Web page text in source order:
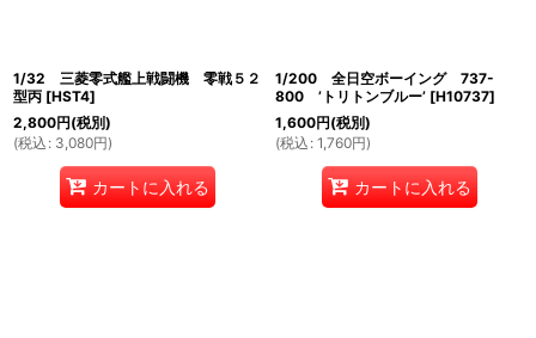
1/32 三菱零式艦上戦闘機 零戦５２
型丙 [HST4]
2,800円(税別)
(税込 : 3,080円)
カートに入れる
1/200 全日空ボーイング 737-
800 ’トリトンブルー’ [H10737]
1,600円(税別)
(税込 : 1,760円)
カートに入れる